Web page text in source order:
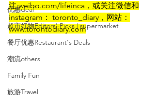
优惠deal
超市好物Editors' Picks | supermarket
餐厅优惠Restaurant's Deals
潮流others
Family Fun
旅游Travel
注:weibo.com/lifeinca，或关注微信和
instagram： toronto_diary，网站：
www.torontodiary.com